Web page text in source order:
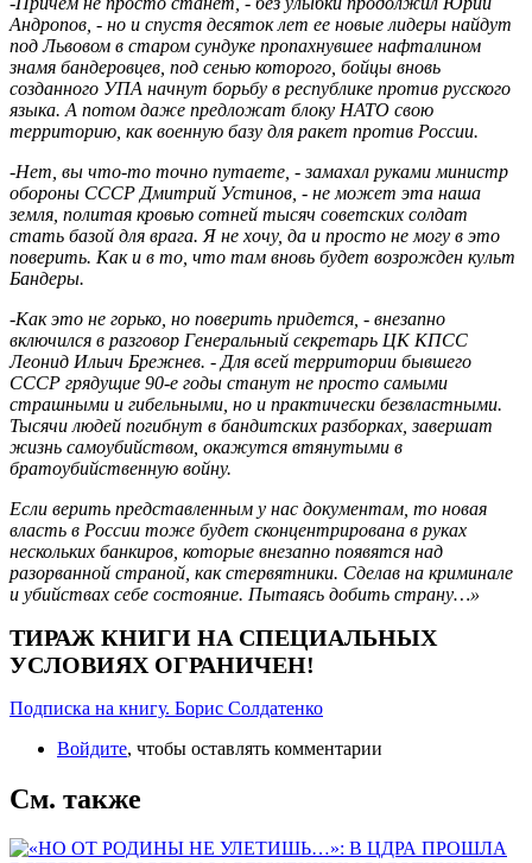
Андропов, - но и спустя десяток лет ее новые лидеры найдут
под Львовом в старом сундуке пропахнувшее нафталином
знамя бандеровцев, под сенью которого, бойцы вновь
созданного УПА начнут борьбу в республике против русского
языка. А потом даже предложат блоку НАТО свою
территорию, как военную базу для ракет против России.
-Нет, вы что-то точно путаете, - замахал руками министр
обороны СССР Дмитрий Устинов, - не может эта наша
земля, политая кровью сотней тысяч советских солдат
стать базой для врага. Я не хочу, да и просто не могу в это
поверить. Как и в то, что там вновь будет возрожден культ
Бандеры.
-Как это не горько, но поверить придется, - внезапно
включился в разговор Генеральный секретарь ЦК КПСС
Леонид Ильич Брежнев. - Для всей территории бывшего
СССР грядущие 90-е годы станут не просто самыми
страшными и гибельными, но и практически безвластными.
Тысячи людей погибнут в бандитских разборках, завершат
жизнь самоубийством, окажутся втянутыми в
братоубийственную войну.
Если верить представленным у нас документам, то новая
власть в России тоже будет сконцентрирована в руках
нескольких банкиров, которые внезапно появятся над
разорванной страной, как стервятники. Сделав на криминале
и убийствах себе состояние. Пытаясь добить страну…»
ТИРАЖ КНИГИ НА СПЕЦИАЛЬНЫХ
УСЛОВИЯХ ОГРАНИЧЕН!
Подписка на книгу. Борис Солдатенко
Войдите, чтобы оставлять комментарии
См. также